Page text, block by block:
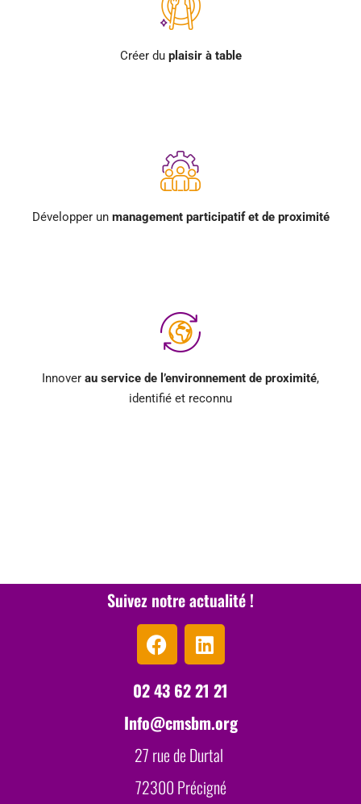
Créer duplaisir à table
Développer un management participatif et de proximité
Innover au service de l’environnement de proximité,
identifié et reconnu
Suivez notre actualité !
02 43 62 21 21
Info@cmsbm.org
27 rue de Durtal
72300 Précigné